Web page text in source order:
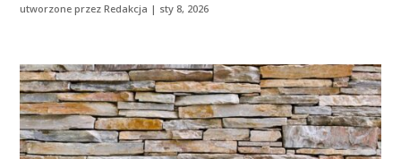
utworzone przezRedakcja | sty 8, 2026